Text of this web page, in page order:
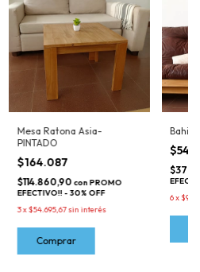
Mesa Ratona Asia-
PINTADO
$164.087
$114.860,90 con PROMO
EFECTIVO!! - 30% OFF
3x$54.695,67sin interés
Bahiut
6x